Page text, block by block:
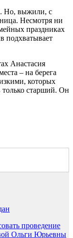
Но, выжили, с
Несмотря ни
праздниках
подхватывает
Анастасия
– на берега
которых
только старший. Он
проведение
Ольги Юрьевны